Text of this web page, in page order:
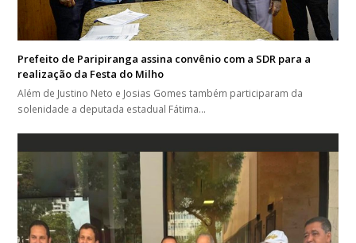
Prefeito de Paripiranga assina convênio com a SDR para a
realização da Festa do Milho
Além de Justino Neto e Josias Gomes também participaram da
solenidade a deputada estadual Fátima…